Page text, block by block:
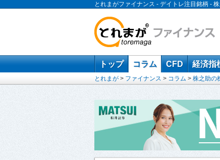
とれまがファイナンス - デイトレ注目銘柄 -
トップ コラム CFD 経済指
とれまが > ファイナンス > コラム > 株之助の